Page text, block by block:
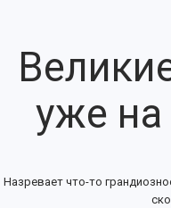
уже на
Назревает что-то